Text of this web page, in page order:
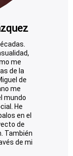
me
de la
de
me
mundo
He
en el
de
También
de mi